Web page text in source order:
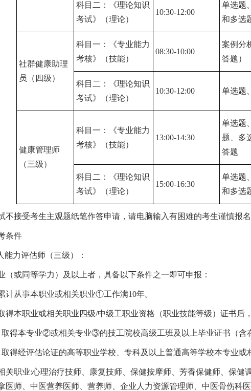
科目二：《理论知识
考试》（理论）
10:30-12:00
单选题
和多选
社群健康助理
员（四级）
科目一：《专业能力
考核》（技能）
08:30-10:00
案例分
答题）
科目二：《理论知识
考试》（理论）
10:30-12:00 单选题
健康管理师
（三级）
科目一：《专业能力
考核》（技能）
13:00-14:30
单选题
题、多
答题
科目二：《理论知识
考试》（理论）
15:00-16:30
单选题
和多选
不接受考生主观题纸笔作答申请，请电脑输入有困难的考生谨慎报名
条件
能力评估师（三级）：
（或同等学力）及以上者，具备以下条件之一即可申报：
计从事本职业或相关职业①工作满10年。
得本职业或相关职业四级/中级工职业资格（职业技能等级）证书后
得本专业②或相关专业③的技工院校高级工班及以上毕业证书（含
得经评估论证的高等职业学校、专科及以上普通高等学校本专业或
关职业:心理治疗技师、康复技师、保健按摩师、芳香保健师、保健
医师、中医营养医师、营养师、企业人力资源管理师、中医骨伤科